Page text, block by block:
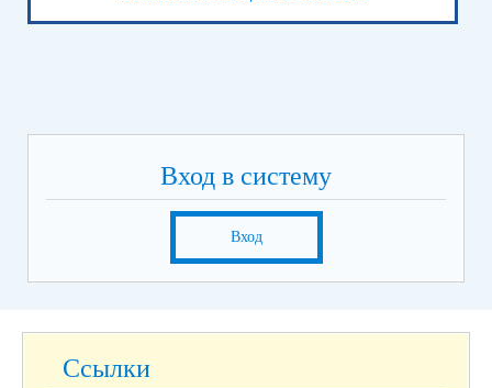
Вход в систему
Вход
Ссылки